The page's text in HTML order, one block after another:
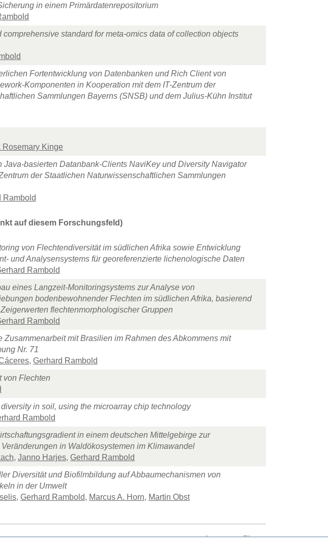
in einem Primärdatenrepositorium
comprehensive standard for meta-omics data of collection objects
Fortentwicklung von Datenbanken und Rich Client von
Komponenten in Kooperation mit dem IT-Zentrum der
Sammlungen Bayerns (SNSB) und dem Julius-Kühn Institut
Rosemary Kinge
Java-basierten Datanbank-Clients NaviKeyundDiversity Navigator
der Staatlichen Naturwissenschaftlichen Sammlungen
Rambold
auf diesem Forschungsfeld)
von Flechtendiversität im südlichen Afrika sowie Entwicklung
und Analysensystems für georeferenzierte lichenologische Daten
Rambold
eines Langzeit-Monitoringsystems zur Analyse von
bodenbewohnender Flechten im südlichen Afrika, basierend
flechtenmorphologischer Gruppen
Rambold
Zusammenarbeit mit Brasilien im Rahmen des Abkommens mit
Nr. 71
, Gerhard Rambold
von Flechten
in soil, using the microarray chip technology
Rambold
in einem deutschen Mittelgebirge zur
in Waldökosystemen im Klimawandel
, Janno Harjes, Gerhard Rambold
Diversität und Biofilmbildung auf Abbaumechanismen von
in der Umwelt
, Gerhard Rambold, Marcus A. Horn, Martin Obst